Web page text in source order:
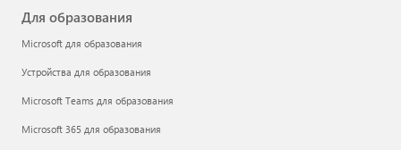
Для образования
Microsoft для образования
Устройства для образования
Microsoft Teams для образования
Microsoft 365 для образования